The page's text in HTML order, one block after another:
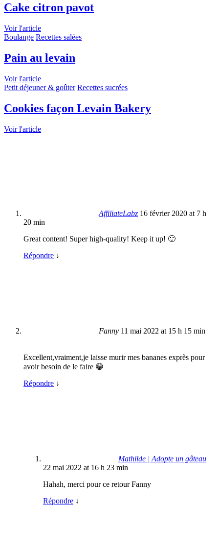
Cake citron pavot
Voir l'article
Boulange Recettes salées
Pain au levain
Voir l'article
Petit déjeuner & goûter Recettes sucrées
Cookies façon Levain Bakery
Voir l'article
AffiliateLabz 16 février 2020 at 7 h
20 min
Great content! Super high-quality! Keep it up! 🙂
Répondre ↓
Fanny 11 mai 2022 at 15 h 15 min
Excellent,vraiment,je laisse murir mes bananes exprès pour
avoir besoin de le faire 😁
Répondre ↓
Mathilde | Adopte un gâteau
22 mai 2022 at 16 h 23 min
Hahah, merci pour ce retour Fanny
Répondre ↓